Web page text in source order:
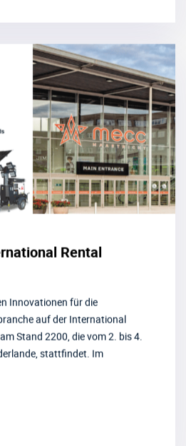
Rental
Innovationen für die
auf der International
Stand 2200, die vom 2. bis 4.
stattfindet. Im